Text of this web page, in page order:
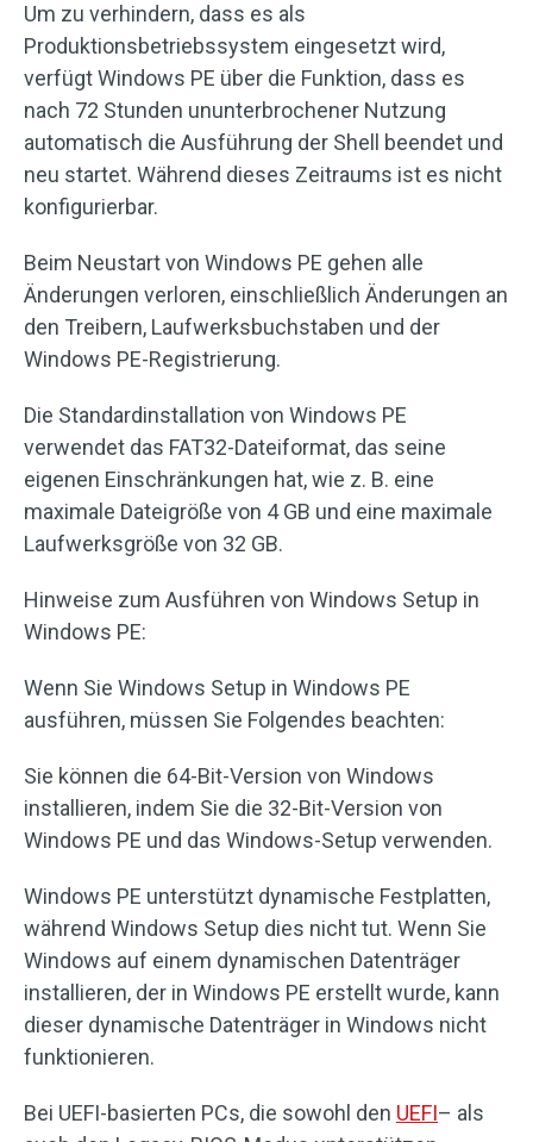
Um zu verhindern, dass es als
Produktionsbetriebssystem eingesetzt wird,
verfügt Windows PE über die Funktion, dass es
nach 72 Stunden ununterbrochener Nutzung
automatisch die Ausführung der Shell beendet und
neu startet. Während dieses Zeitraums ist es nicht
konfigurierbar.
Beim Neustart von Windows PE gehen alle
Änderungen verloren, einschließlich Änderungen an
den Treibern, Laufwerksbuchstaben und der
Windows PE-Registrierung.
Die Standardinstallation von Windows PE
verwendet das FAT32-Dateiformat, das seine
eigenen Einschränkungen hat, wie z. B. eine
maximale Dateigröße von 4 GB und eine maximale
Laufwerksgröße von 32 GB.
Hinweise zum Ausführen von Windows Setup in
Windows PE:
Wenn Sie Windows Setup in Windows PE
ausführen, müssen Sie Folgendes beachten:
Sie können die 64-Bit-Version von Windows
installieren, indem Sie die 32-Bit-Version von
Windows PE und das Windows-Setup verwenden.
Windows PE unterstützt dynamische Festplatten,
während Windows Setup dies nicht tut. Wenn Sie
Windows auf einem dynamischen Datenträger
installieren, der in Windows PE erstellt wurde, kann
dieser dynamische Datenträger in Windows nicht
funktionieren.
Bei UEFI-basierten PCs, die sowohl den UEFI– als